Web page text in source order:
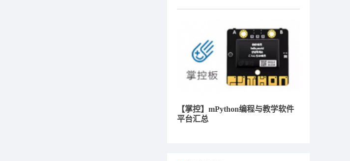
【掌控】mPython编程与教学软件
平台汇总